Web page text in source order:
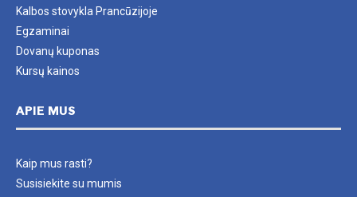
Kalbos stovykla Prancūzijoje
Egzaminai
Dovanų kuponas
Kursų kainos
APIE MUS
Kaip mus rasti?
Susisiekite su mumis